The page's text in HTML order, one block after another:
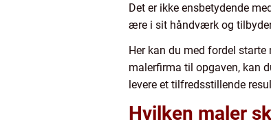
Det er ikke ensbetydende
ære i sit håndværk og
Her kan du med fordel
malerfirma til opgaven, kan
levere et tilfredsstillende
Hvilken maler